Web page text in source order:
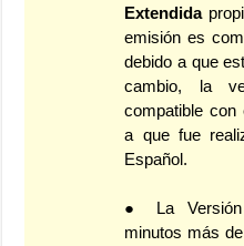
Extendida
emisión es
debido a que
cambio, la
compatible con
a que fue
Español.
● La Versión
minutos más